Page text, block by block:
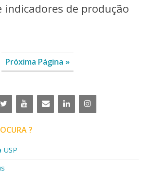
indicadores de produção
Próxima Página »
?
USP